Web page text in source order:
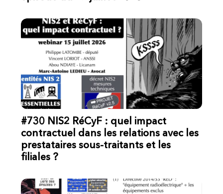
#730 NIS2 RéCyF : quel impact
contractuel dans les relations avec les
prestataires sous-traitants et les
filiales ?